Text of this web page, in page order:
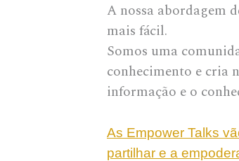
A nossa abordagem
mais fácil.
Somos uma
conhecimento e cria
informação e o
As Empower Talks
partilhar e a